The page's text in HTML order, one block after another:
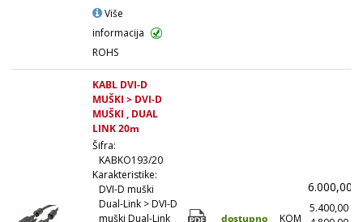
Više
informacija
ROHS
KABL DVI-D
MUŠKI > DVI-D
MUŠKI , DUAL
LINK 20m
Šifra:
KABKO193/20
Karakteristike:
DVI-D muški
Dual-Link > DVI-D
muški Dual-Link
dostupno KOM
6.000,00
5.400,00